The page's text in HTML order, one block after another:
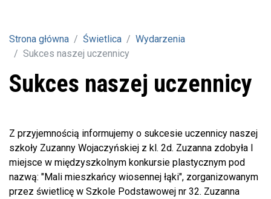
Strona główna Świetlica
Wydarzenia
Sukces naszej uczennicy
Sukces naszej uczennicy
Z przyjemnością informujemy o sukcesie uczennicy naszej
szkoły Zuzanny Wojaczyńskiej z kl. 2d. Zuzanna zdobyła I
miejsce w międzyszkolnym konkursie plastycznym pod
nazwą: "Mali mieszkańcy wiosennej łąki", zorganizowanym
przez świetlicę w Szkole Podstawowej nr 32. Zuzanna